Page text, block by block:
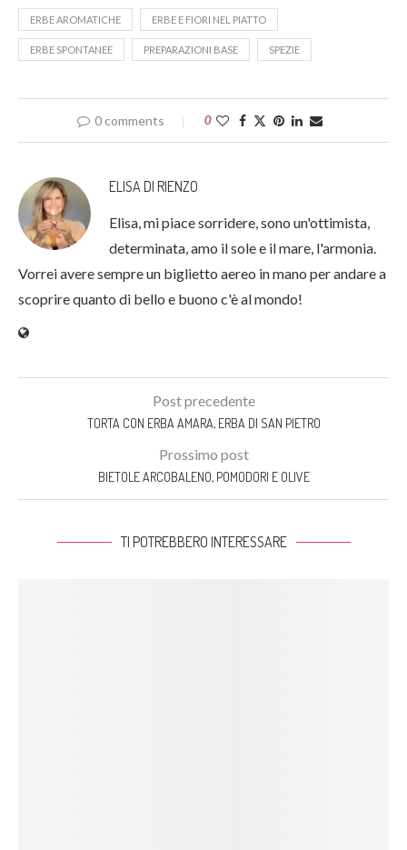
ERBE AROMATICHE ERBE E FIORI NEL PIATTO
ERBE SPONTANEE PREPARAZIONI BASE SPEZIE
0 comments 0
ELISA DI RIENZO
Elisa, mi piace sorridere, sono un'ottimista,
determinata, amo il sole e il mare, l'armonia.
Vorrei avere sempre un biglietto aereo in mano per andare a
scoprire quanto di bello e buono c'è al mondo!
Post precedente
TORTA CON ERBA AMARA, ERBA DI SAN PIETRO
Prossimo post
BIETOLE ARCOBALENO, POMODORI E OLIVE
TI POTREBBERO INTERESSARE